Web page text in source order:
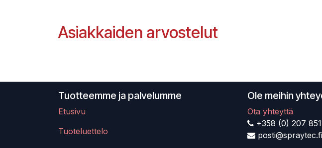
Asiakkaiden arvostelut
Tuotteemme ja palvelumme
Etusivu
Tuoteluettelo
Ole meihin
Ota yhteyttä
+358 (0) 207
posti@spraytec.fi